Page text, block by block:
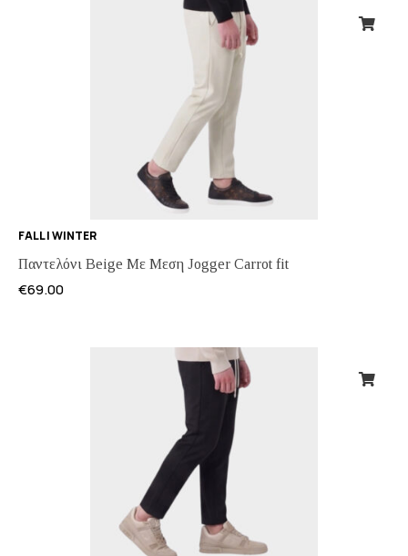
FALL | WINTER
Παντελόνι Beige Με Μεση Jogger Carrot fit
€69.00